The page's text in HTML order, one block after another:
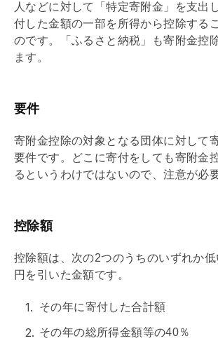
人などに対して「特定寄附金」を支出
付した金額の一部を所得から控除する
のです。「ふるさと納税」も寄附金控
ます。
要件
寄附金控除の対象となる団体に対して
要件です。どこに寄付をしても寄附金
るというわけではないので、注意が必
控除額
控除額は、次の2つのうちのいずれか
円を引いた金額です。
その年に寄付した合計額
その年の総所得金額等の40％